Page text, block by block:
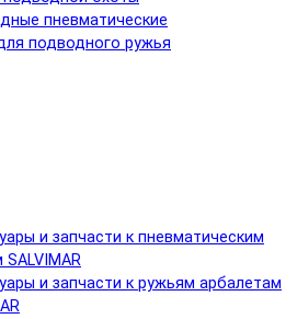
пневматические
подводного ружья
и запчасти к пневматическим
и запчасти к ружьям арбалетам